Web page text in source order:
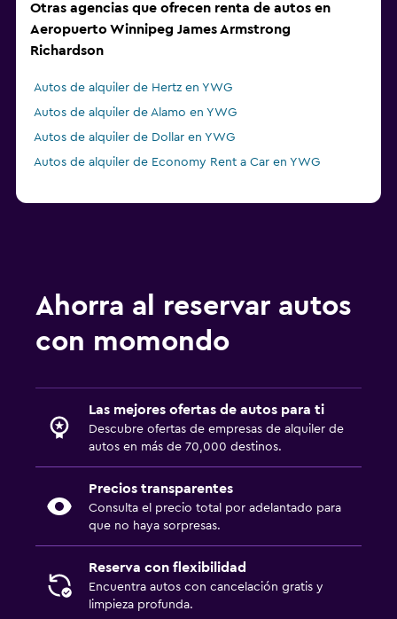
Otras agencias que ofrecen renta de autos en
Aeropuerto Winnipeg James Armstrong
Richardson
Autos de alquiler de Hertz en YWG
Autos de alquiler de Alamo en YWG
Autos de alquiler de Dollar en YWG
Autos de alquiler de Economy Rent a Car en YWG
Ahorra al reservar autos
con momondo
Las mejores ofertas de autos para ti
Descubre ofertas de empresas de alquiler de
autos en más de 70,000 destinos.
Precios transparentes
Consulta el precio total por adelantado para
que no haya sorpresas.
Reserva con flexibilidad
Encuentra autos con cancelación gratis y
limpieza profunda.